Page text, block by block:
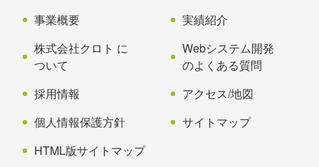
事業概要
実績紹介
株式会社クロト に
ついて
Webシステム開発
のよくある質問
採用情報
アクセス/地図
個人情報保護方針
サイトマップ
HTML版サイトマップ